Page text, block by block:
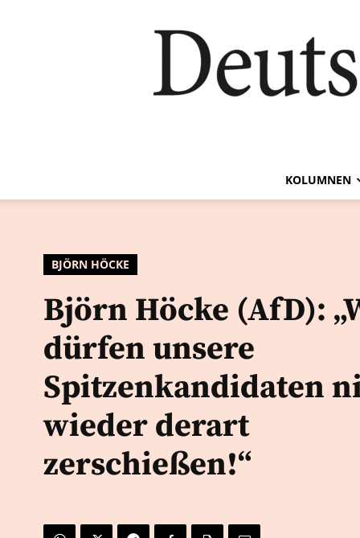
KOLUMNEN
BJÖRN HÖCKE
Björn Höcke (AfD):
dürfen unsere
Spitzenkandidaten
wieder derart
zerschießen!“